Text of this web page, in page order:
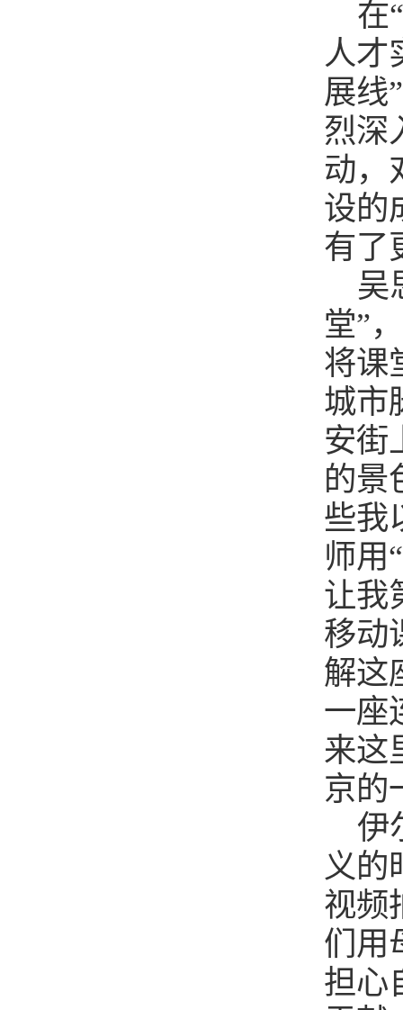
在
人才
展线
烈深
动，
设的
有了
吴
堂”
将课
城市
安街
的景
些我
师用
让我
移动
解这
一座
来这
京的
伊
义的
视频
们用
担心